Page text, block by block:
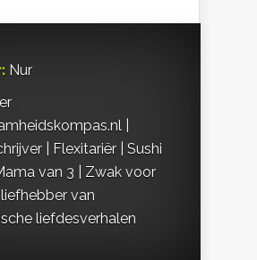
Nur
|
| Flexitariër | Sushi
van 3 | Zwak voor
van
liefdesverhalen